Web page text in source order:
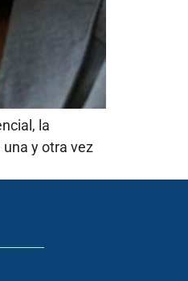
la
y otra vez